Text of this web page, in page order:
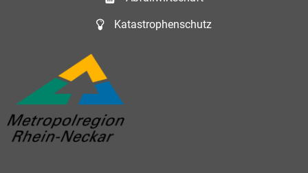
Katastrophenschutz